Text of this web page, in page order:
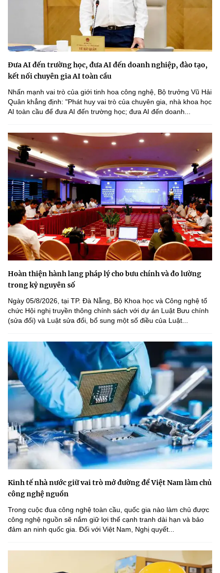
Đưa AI đến trường học, đưa AI đến doanh nghiệp, đào tạo,
kết nối chuyên gia AI toàn cầu
Nhấn mạnh vai trò của giới tinh hoa công nghệ, Bộ trưởng Vũ Hải
Quân khẳng định: "Phát huy vai trò của chuyên gia, nhà khoa học
AI toàn cầu để đưa AI đến trường học; đưa AI đến doanh...
Hoàn thiện hành lang pháp lý cho bưu chính và đo lường
trong kỷ nguyên số
Ngày 05/8/2026, tại TP. Đà Nẵng, Bộ Khoa học và Công nghệ tổ
chức Hội nghị truyền thông chính sách với dự án Luật Bưu chính
(sửa đổi) và Luật sửa đổi, bổ sung một số điều của Luật...
Kinh tế nhà nước giữ vai trò mở đường để Việt Nam làm chủ
công nghệ nguồn
Trong cuộc đua công nghệ toàn cầu, quốc gia nào làm chủ được
công nghệ nguồn sẽ nắm giữ lợi thế cạnh tranh dài hạn và bảo
đảm an ninh quốc gia. Đối với Việt Nam, Nghị quyết...